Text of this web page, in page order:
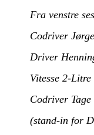
Fra venstre
Codriver
Driver
Vitesse 2-
Codriver
(stand-in for